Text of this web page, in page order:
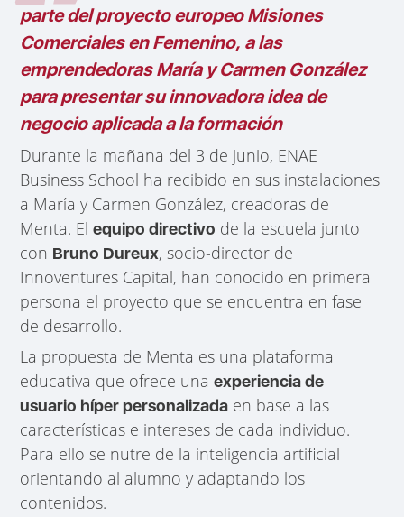
parte del proyecto europeo Misiones
Comerciales en Femenino, a las
emprendedoras María y Carmen González
para presentar su innovadora idea de
negocio aplicada a la formación
Durante la mañana del 3 de junio, ENAE
Business School ha recibido en sus instalaciones
a María y Carmen González, creadoras de
Menta. Elequipo directivo de la escuela junto
con Bruno Dureux, socio-director de
Innoventures Capital, han conocido en primera
persona el proyecto que se encuentra en fase
de desarrollo.
La propuesta de Menta es una plataforma
educativa que ofrece unaexperiencia de
usuario híper personalizada en base a las
características e intereses de cada individuo.
Para ello se nutre de la inteligencia artificial
orientando al alumno y adaptando los
contenidos.